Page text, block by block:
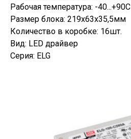
Рабочая температура: -40...+90С
Размер блока: 219х63х35,5мм
Количество в коробке: 16шт.
Вид: LED драйвер
Серия: ELG